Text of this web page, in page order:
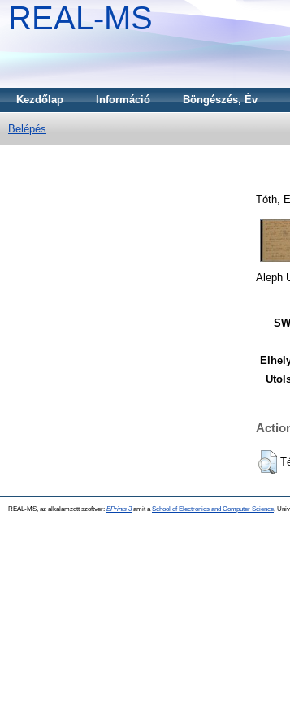
REAL-MS
Kezdőlap Információ Böngészés, Év
Belépés
Tóth,
Aleph
REAL-MS, az alkalamzott szoftver: EPrints 3amit a School of Electronics and Computer Science ,